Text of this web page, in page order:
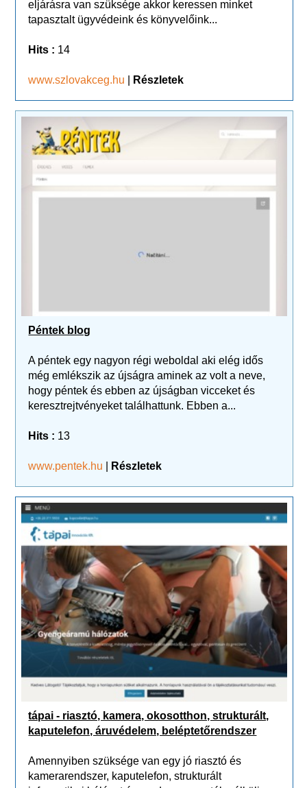
eljárásra van szüksége akkor keressen minket
tapasztalt ügyvédeink és könyvelőink...
Hits : 14
www.szlovakceg.hu Részletek
Péntek blog
A péntek egy nagyon régi weboldal aki elég idős
még emlékszik az újságra aminek az volt a neve,
hogy péntek és ebben az újságban vicceket és
keresztrejtvényeket találhattunk. Ebben a...
Hits : 13
www.pentek.hu Részletek
tápai - riasztó, kamera, okosotthon, strukturált,
kaputelefon, áruvédelem, beléptetőrendszer
Amennyiben szüksége van egy jó riasztó és
kamerarendszer, kaputelefon, strukturált